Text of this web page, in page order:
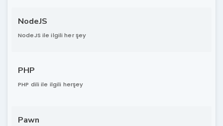
NodeJS
NodeJS ile ilgili her şey
PHP
PHP dili ile ilgili herşey
Pawn